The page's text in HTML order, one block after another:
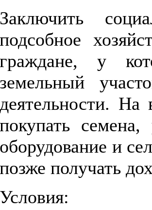
Заключить
подсобное
граждане, у
земельный
деятельности.
покупать
оборудование и
позже получать
Условия: